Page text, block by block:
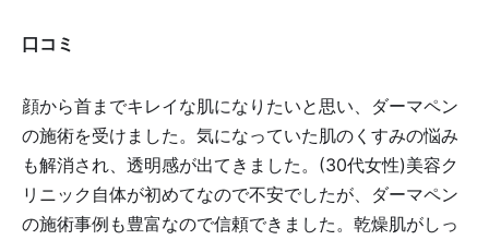
口コミ
顔から首までキレイな肌になりたいと思い、ダーマペン
の施術を受けました。気になっていた肌のくすみの悩み
も解消され、透明感が出てきました。(30代女性)美容ク
リニック自体が初めてなので不安でしたが、ダーマペン
の施術事例も豊富なので信頼できました。乾燥肌がしっ